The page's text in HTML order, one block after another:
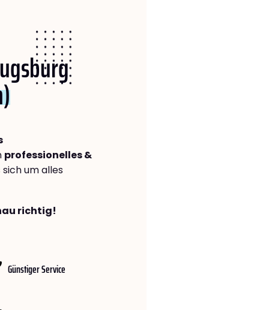
professionelles &
sich um alles
richtig!
Günstiger Service